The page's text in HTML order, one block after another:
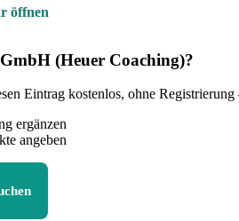
öffnen
(Heuer Coaching)?
Eintrag kostenlos, ohne
ergänzen
angeben